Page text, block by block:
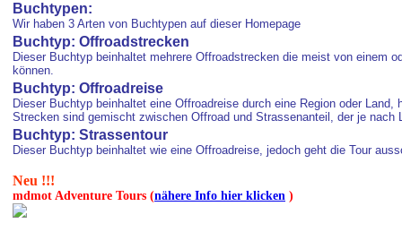
Buchtypen:
Wir haben 3 Arten von Buchtypen auf dieser Homepage
Buchtyp: Offroadstrecken
Dieser Buchtyp beinhaltet mehrere Offroadstrecken die meist von einem
können.
Buchtyp: Offroadreise
Dieser Buchtyp beinhaltet eine Offroadreise durch eine Region oder
Strecken sind gemischt zwischen Offroad und Strassenanteil, der je nach
Buchtyp: Strassentour
Dieser Buchtyp beinhaltet wie eine Offroadreise, jedoch geht die Tour
Neu !!!
mdmot Adventure Tours (nähere Info hier klicken )